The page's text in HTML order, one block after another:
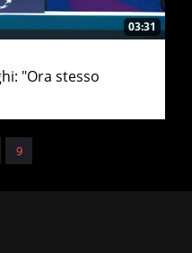
03:31
"Ora stesso
9